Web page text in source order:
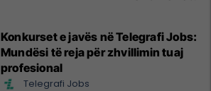
Konkurset e javës në Telegrafi Jobs:
Mundësi të reja për zhvillimin tuaj
profesional
Telegrafi Jobs